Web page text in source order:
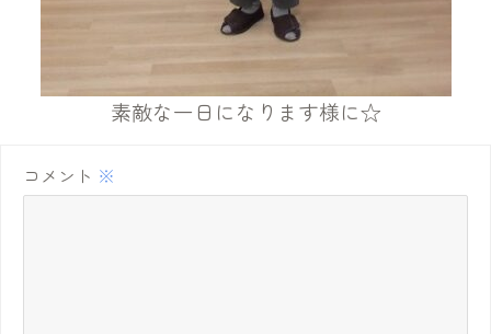
素敵な一日になります様に☆
コメント ※